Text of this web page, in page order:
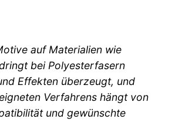
auf Materialien wie
bei Polyesterfasern
Effekten überzeugt, und
Verfahrens hängt von
und gewünschte